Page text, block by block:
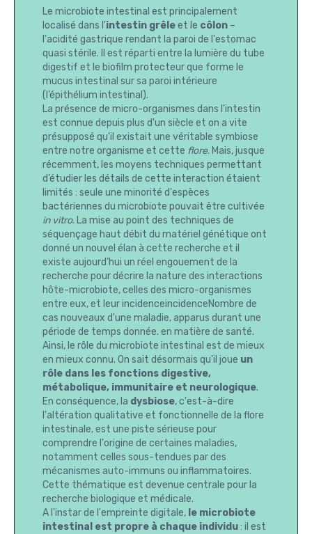
Le microbiote intestinal est principalement
localisé dans l'intestin grêleet le côlon –
l'acidité gastrique rendant la paroi de l'estomac
quasi stérile. Il est réparti entre la lumière du tube
digestif et le biofilm protecteur que forme le
mucus intestinal sur sa paroi intérieure
(l’épithélium intestinal).
La présence de micro-organismes dans l'intestin
est connue depuis plus d'un siècle et on a vite
présupposé qu'il existait une véritable symbiose
entre notre organisme et cette flore. Mais, jusque
récemment, les moyens techniques permettant
d’étudier les détails de cette interaction étaient
limités : seule une minorité d'espèces
bactériennes du microbiote pouvait être cultivée
in vitro. La mise au point des techniques de
séquençage haut débit du matériel génétique ont
donné un nouvel élan à cette recherche et il
existe aujourd’hui un réel engouement de la
recherche pour décrire la nature des interactions
hôte-microbiote, celles des micro-organismes
entre eux, et leur incidenceincidenceNombre de
cas nouveaux d'une maladie, apparus durant une
période de temps donnée. en matière de santé.
Ainsi, le rôle du microbiote intestinal est de mieux
en mieux connu. On sait désormais qu'il joue un
rôle dans les fonctions digestive,
métabolique, immunitaire et neurologique.
En conséquence, la dysbiose, c'est-à-dire
l'altération qualitative et fonctionnelle de la flore
intestinale, est une piste sérieuse pour
comprendre l'origine de certaines maladies,
notamment celles sous-tendues par des
mécanismes auto-immuns ou inflammatoires.
Cette thématique est devenue centrale pour la
recherche biologique et médicale.
A l'instar de l'empreinte digitale, le microbiote
intestinal est propre à chaque individu: il est